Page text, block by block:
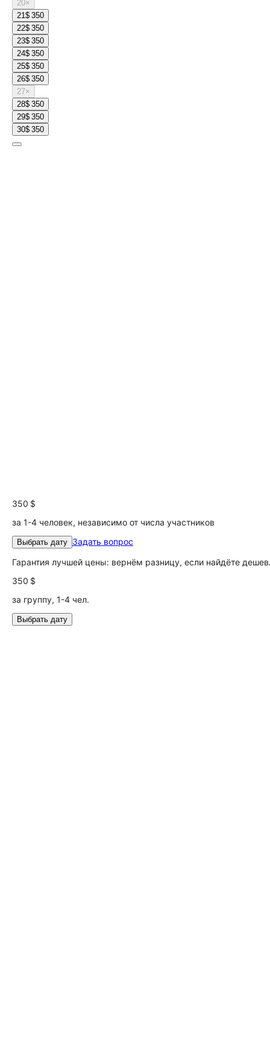
20×
21$ 350
22$ 350
23$ 350
24$ 350
25$ 350
26$ 350
27×
28$ 350
29$ 350
30$ 350
350 $
за 1-4 человек, независимо от числа участников
Выбрать дату Задать вопрос
Гарантия лучшей цены: вернём разницу, если найдёте
350 $
за группу, 1-4 чел.
Выбрать дату